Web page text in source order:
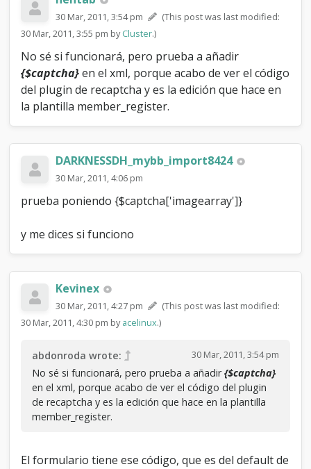
		'imagehash' => $imagehash,
		'imagestring' => $randomstr,
		'dateline' => TIME_NOW
	);
	$db->insert_query('captcha',
$imagearray);
	eval("\$captcha = \"" . $templates-
>get('post_captcha') . "\";");
}
$template = '<html>
<title>' . $pages['name'] . '</title>
{$headerinclude}
</head>
{$header}
$_SERVER['REQUEST_URI'] . '"
method="post">
<input type="hidden" name="my_post_key"
value="{$mybb->post_code}" />
<table border="0" cellspacing="' .
cellpadding="' . $theme['tablespace'] .
'" class="tborder">
<tr>
<td colspan="2" class="thead">
<strong>' . $pages['name'] . '</strong>
</thead>
30 Mar, 2011, 3:54 pm
(This post was last modified:
30 Mar, 2011, 3:55 pm byCluster.)
No sé si funcionará, pero prueba a añadir
{$captcha}en el xml, porque acabo de ver el código
del plugin de recaptcha y es la edición que hace en
la plantilla member_register.
DARKNESSDH_mybb_import8424
30 Mar, 2011, 4:06 pm
prueba poniendo {$captcha['imagearray']}
y me dices si funciono
Kevinex
30 Mar, 2011, 4:27 pm
(This post was last modified:
30 Mar, 2011, 4:30 pm byacelinux.)
30 Mar, 2011, 3:54 pm
abdonroda wrote:
No sé si funcionará, pero prueba a añadir{$captcha}
en el xml, porque acabo de ver el código del plugin
de recaptcha y es la edición que hace en la plantilla
member_register.
El formulario tiene ese código, que es del default de